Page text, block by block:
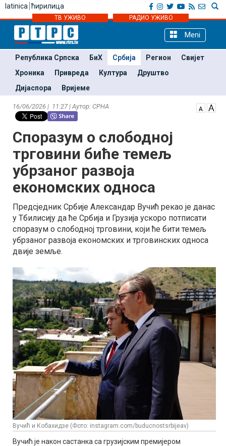
latinica ћирилица
ТВ УЖИВО РАДИО УЖИВО
Meni
Република Српска БиХ Србија Регион
Свијет
Хроника
Привреда Култура
Друштво
Дијаспора
Вријеме
16/06/2026 | 11:27 | Аутор: СРНА
Споразум о слободној
трговини биће темељ
убрзаног развоја
економских односа
Предсједник Србије Александар Вучић рекао је данас
у Тбилисију да ће Србија и Грузија ускоро потписати
споразум о слободној трговини, који ће бити темељ
убрзаног развоја економских и трговинских односа
двије земље.
Вучић и Кобахидзе (Фото: instagram.com/buducnostsrbijeav)
Вучић је након састанка са грузијским премијером